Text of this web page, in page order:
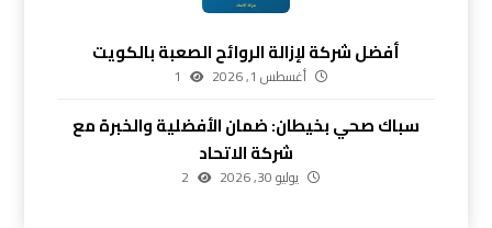
أفضل شركة لإزالة الروائح الصعبة بالكويت
أغسطس 1, 2026 1
سباك صحي بخيطان: ضمان الأفضلية والخبرة مع
شركة الاتحاد
يوليو 30, 2026 2